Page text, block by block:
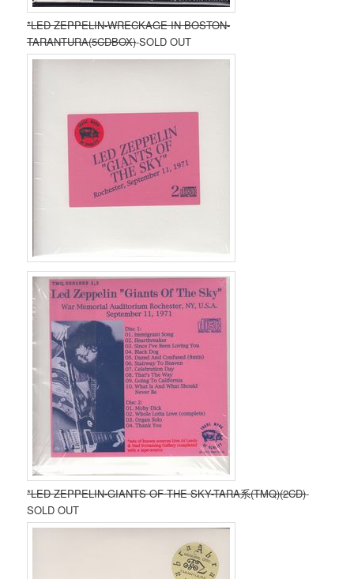
*LED ZEPPELIN-WRECKAGE IN BOSTON-
TARANTURA(5CDBOX)-SOLD OUT
*LED ZEPPELIN-GIANTS OF THE SKY-TARA系(TMQ)(2CD)-
SOLD OUT